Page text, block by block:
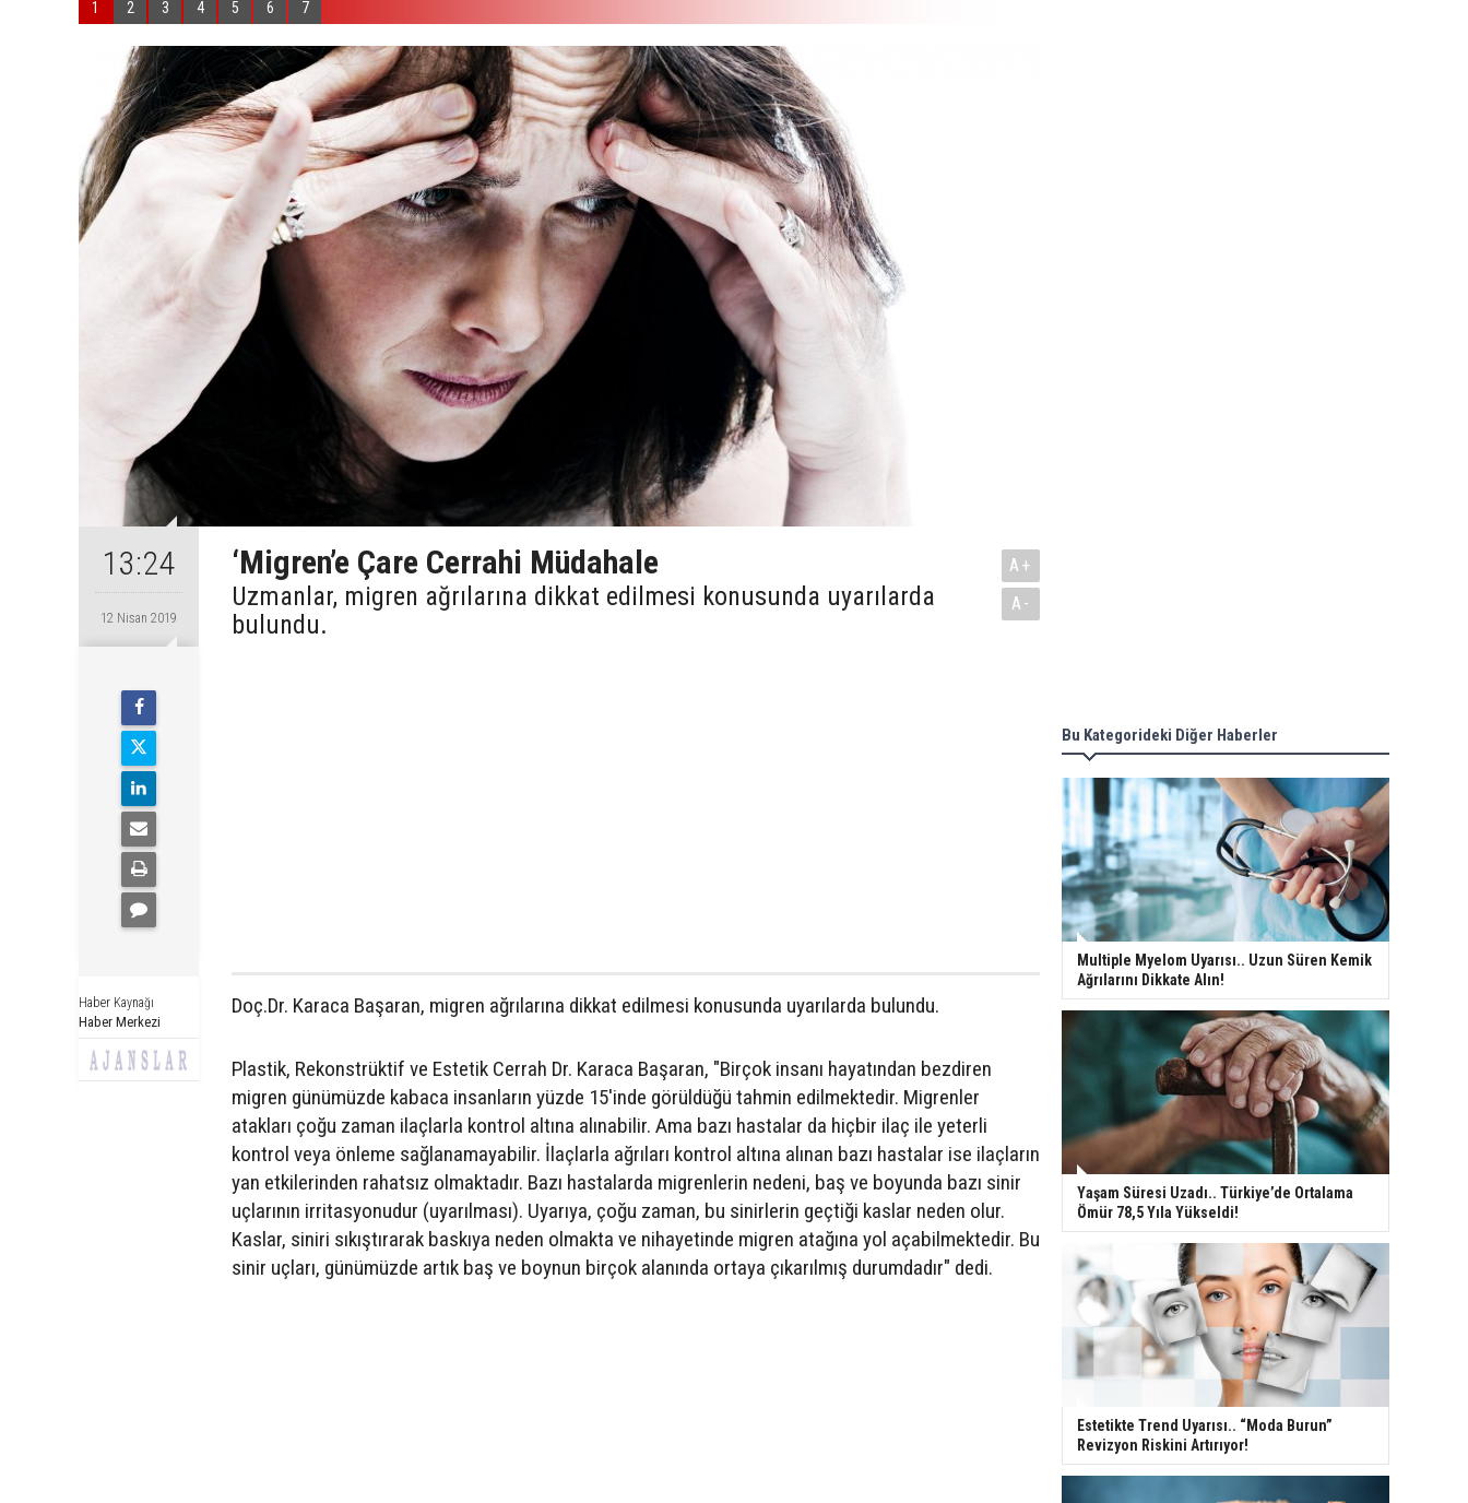
1 2 3 4 5 6 7
13:24
12 Nisan 2019
Haber Kaynağı
Haber Merkezi
‘Migren’e Çare Cerrahi Müdahale
Uzmanlar, migren ağrılarına dikkat edilmesi konusunda uyarılarda
bulundu.
A+
A-
Doç.Dr. Karaca Başaran, migren ağrılarına dikkat edilmesi konusunda uyarılarda bulundu.
Plastik, Rekonstrüktif ve Estetik Cerrah Dr. Karaca Başaran, "Birçok insanı hayatından bezdiren
migren günümüzde kabaca insanların yüzde 15'inde görüldüğü tahmin edilmektedir. Migrenler
atakları çoğu zaman ilaçlarla kontrol altına alınabilir. Ama bazı hastalar da hiçbir ilaç ile yeterli
kontrol veya önleme sağlanamayabilir. İlaçlarla ağrıları kontrol altına alınan bazı hastalar ise ilaçların
yan etkilerinden rahatsız olmaktadır. Bazı hastalarda migrenlerin nedeni, baş ve boyunda bazı sinir
uçlarının irritasyonudur (uyarılması). Uyarıya, çoğu zaman, bu sinirlerin geçtiği kaslar neden olur.
Kaslar, siniri sıkıştırarak baskıya neden olmakta ve nihayetinde migren atağına yol açabilmektedir. Bu
sinir uçları, günümüzde artık baş ve boynun birçok alanında ortaya çıkarılmış durumdadır" dedi.
Bu Kategorideki Diğer Haberler
Multiple Myelom Uyarısı.. Uzun Süren Kemik
Ağrılarını Dikkate Alın!
Yaşam Süresi Uzadı.. Türkiye’de Ortalama
Ömür 78,5 Yıla Yükseldi!
Estetikte Trend Uyarısı.. “Moda Burun”
Revizyon Riskini Artırıyor!